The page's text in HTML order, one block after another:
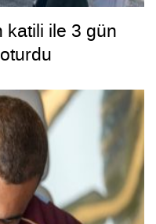
katili ile 3 gün